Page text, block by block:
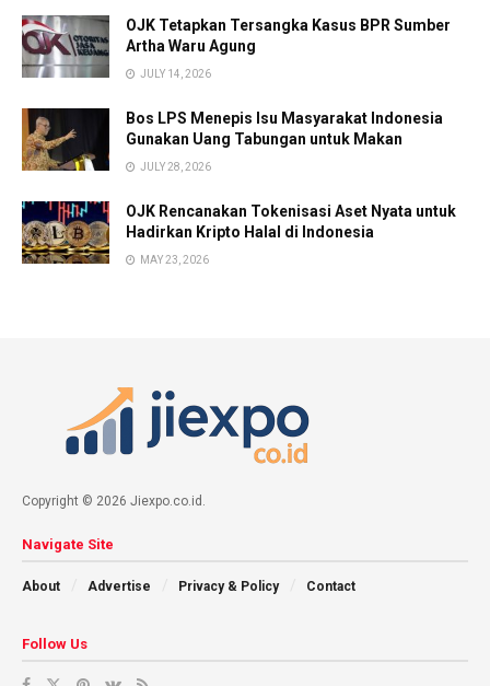
OJK Tetapkan Tersangka Kasus BPR Sumber
Artha Waru Agung
JULY 14, 2026
Bos LPS Menepis Isu Masyarakat Indonesia
Gunakan Uang Tabungan untuk Makan
JULY 28, 2026
OJK Rencanakan Tokenisasi Aset Nyata untuk
Hadirkan Kripto Halal di Indonesia
MAY 23, 2026
Copyright © 2026 Jiexpo.co.id.
Navigate Site
About Advertise Privacy & Policy Contact
Follow Us